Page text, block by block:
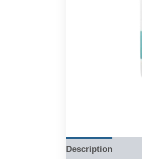
Description